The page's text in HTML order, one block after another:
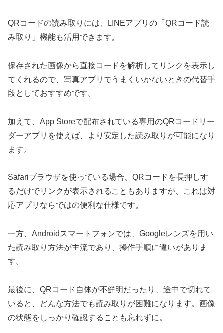
QRコードの読み取りには、LINEアプリの「QRコード読
み取り」機能も活用できます。
保存された画像から直接コードを解析してリンクを表示し
てくれるので、写真アプリでうまくいかないときの代替手
段としておすすめです。
加えて、App Storeで配布されている専用のQRコードリー
ダーアプリを使えば、より安定した読み取りが可能になり
ます。
Safariブラウザを使っている場合、QRコードを長押しす
るだけでリンクが表示されることもありますが、これは対
応アプリならではの便利な仕様です。
一方、Androidスマートフォンでは、Googleレンズを用い
た読み取り方法が主流であり、操作手順に違いがありま
す。
最後に、QRコード自体が不鮮明だったり、途中で切れて
いると、どんな方法でも読み取りが困難になります。画像
の状態をしっかり確認することも忘れずに。